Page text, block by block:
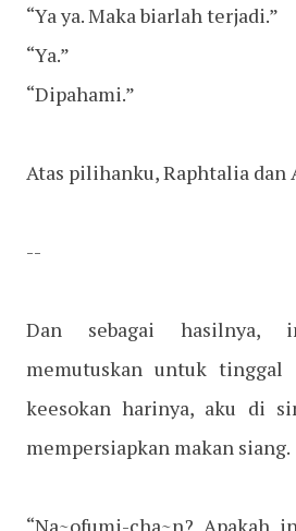
“Ya ya. Maka biarlah terjadi.”
“Ya.”
“Dipahami.”
Atas pilihanku, Raphtalia dan
--
Dan sebagai hasilnya,
memutuskan untuk
keesokan harinya, aku di
mempersiapkan makan siang.
“Na~ofumi-cha~n? Apakah